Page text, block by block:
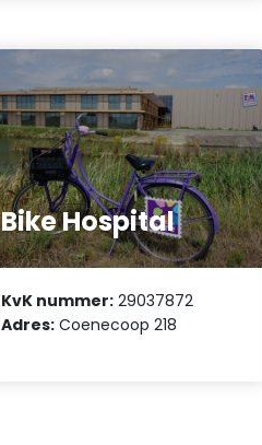
Bike Hospital
KvK nummer: 29037872
Adres: Coenecoop 218